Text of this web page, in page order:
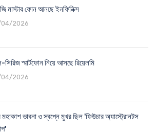
মাস্টার ফোন আনছে ইনফিনিক্স
2026
সিরিজ স্মার্টফোন নিয়ে আসছে রিয়েলমি
2026
মহাকাশ ভাবনা ও স্বপ্নে মুখর ছিল 'ফিউচার অ্যাস্ট্রোনটস